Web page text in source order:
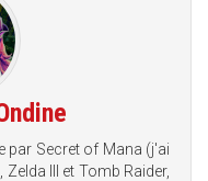
par Secret of Mana (j'ai
III et Tomb Raider,